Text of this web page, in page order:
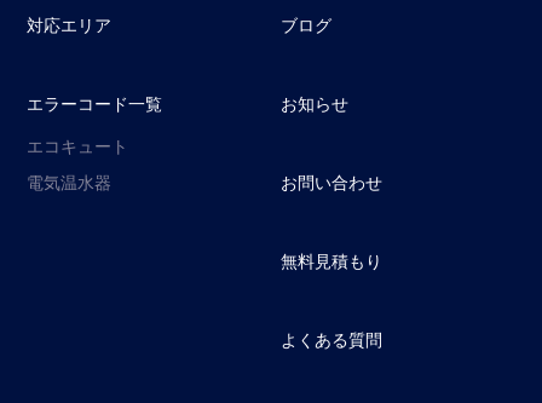
対応エリア
エラーコード一覧
エコキュート
電気温水器
ブログ
お知らせ
お問い合わせ
無料見積もり
よくある質問